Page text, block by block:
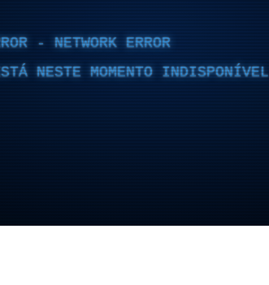
- NETWORK ERROR
NESTE MOMENTO INDISPONÍVEL